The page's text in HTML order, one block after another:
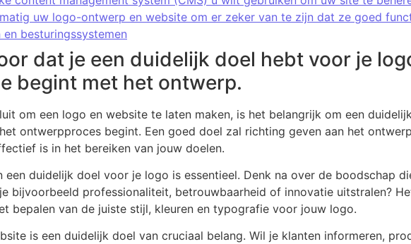
uw logo-ontwerp en website om er zeker van te zijn dat ze goed
en besturingssystemen
dat je een duidelijk doel hebt voor je
begint met het ontwerp.
om een logo en website te laten maken, is het belangrijk om een
ontwerpproces begint. Een goed doel zal richting geven aan het
is in het bereiken van jouw doelen.
een duidelijk doel voor je logo is essentieel. Denk na over de boodschap
bijvoorbeeld professionaliteit, betrouwbaarheid of innovatie uitstralen?
bepalen van de juiste stijl, kleuren en typografie voor jouw logo.
is een duidelijk doel van cruciaal belang. Wil je klanten informeren,